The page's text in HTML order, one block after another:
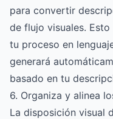
para convertir
de flujo visuales.
tu proceso en
generará
basado en tu
6. Organiza y alinea
La disposición visual